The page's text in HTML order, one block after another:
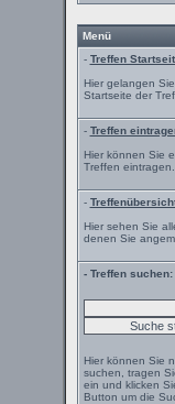
Menü
- Treffen
Hier gelangen
Startseite der
- Treffen
Hier können Sie
Treffen eintragen.
-
Hier sehen Sie
denen Sie
- Treffen suchen:
Hier können Sie
suchen, tragen
ein und klicken
Button um die